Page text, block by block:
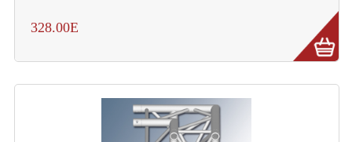
CRÉER UN COMPTE
328.00E